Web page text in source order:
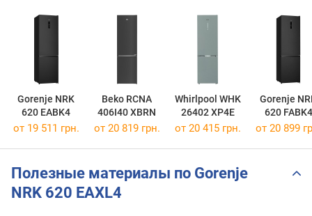
Gorenje NRK
620 EABK4
Beko RCNA
406I40 XBRN
Whirlpool WHK
26402 XP4E
Gorenje
620 FABK4
от 19 511 грн. от 20 819 грн. от 20 415 грн. от 20 899
Полезные материалы по Gorenje
NRK 620 EAXL4